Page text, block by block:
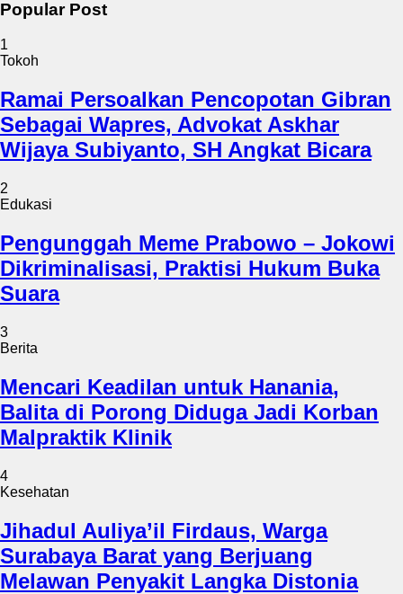
Popular Post
1
Tokoh
Ramai Persoalkan Pencopotan Gibran
Sebagai Wapres, Advokat Askhar
Wijaya Subiyanto, SH Angkat Bicara
2
Edukasi
Pengunggah Meme Prabowo – Jokowi
Dikriminalisasi, Praktisi Hukum Buka
Suara
3
Berita
Mencari Keadilan untuk Hanania,
Balita di Porong Diduga Jadi Korban
Malpraktik Klinik
4
Kesehatan
Jihadul Auliya’il Firdaus, Warga
Surabaya Barat yang Berjuang
Melawan Penyakit Langka Distonia